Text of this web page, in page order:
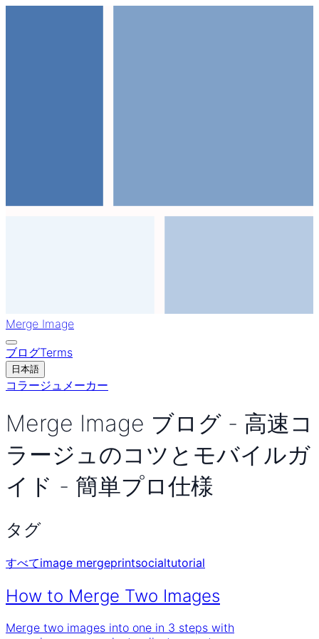
Merge Image
ブログTerms
日本語
コラージュメーカー
Merge Image ブログ - 高速コ
ラージュのコツとモバイルガ
イド - 簡単プロ仕様
タグ
すべてimage mergeprintsocialtutorial
How to Merge Two Images
Merge two images into one in 3 steps with